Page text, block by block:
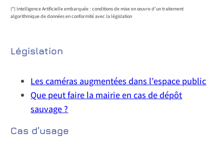
(*) Intelligence Artificielle embarquée : conditions de mise en œuvre d’un traitement
algorithmique de données en conformité avec la législation
Législation
Les caméras augmentées dans l’espace public
Que peut faire la mairie en cas de dépôt
sauvage ?
Cas d’usage